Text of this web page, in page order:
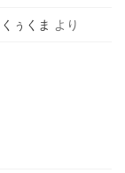
ぅくま より